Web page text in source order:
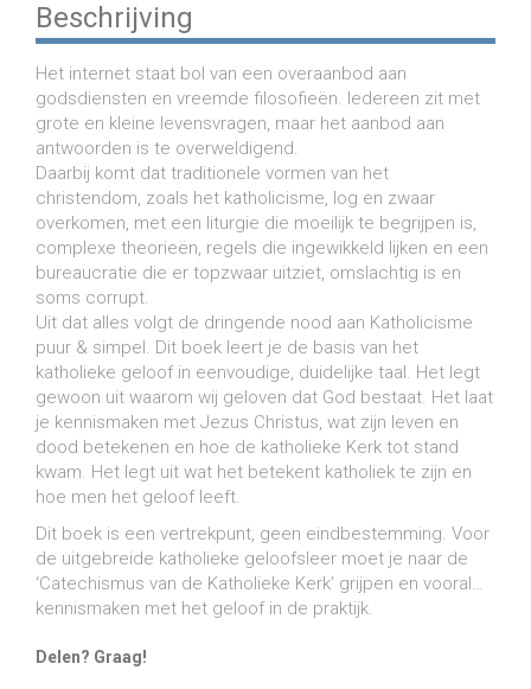
Beschrijving
Het internet staat bol van een overaanbod aan
godsdiensten en vreemde filosofieën. Iedereen zit met
grote en kleine levensvragen, maar het aanbod aan
antwoorden is te overweldigend.
Daarbij komt dat traditionele vormen van het
christendom, zoals het katholicisme, log en zwaar
overkomen, met een liturgie die moeilijk te begrijpen is,
complexe theorieën, regels die ingewikkeld lijken en een
bureaucratie die er topzwaar uitziet, omslachtig is en
soms corrupt.
Uit dat alles volgt de dringende nood aan Katholicisme
puur & simpel. Dit boek leert je de basis van het
katholieke geloof in eenvoudige, duidelijke taal. Het legt
gewoon uit waarom wij geloven dat God bestaat. Het laat
je kennismaken met Jezus Christus, wat zijn leven en
dood betekenen en hoe de katholieke Kerk tot stand
kwam. Het legt uit wat het betekent katholiek te zijn en
hoe men het geloof leeft.
Dit boek is een vertrekpunt, geen eindbestemming. Voor
de uitgebreide katholieke geloofsleer moet je naar de
‘Catechismus van de Katholieke Kerk’ grijpen en vooral…
kennismaken met het geloof in de praktijk.
Delen? Graag!